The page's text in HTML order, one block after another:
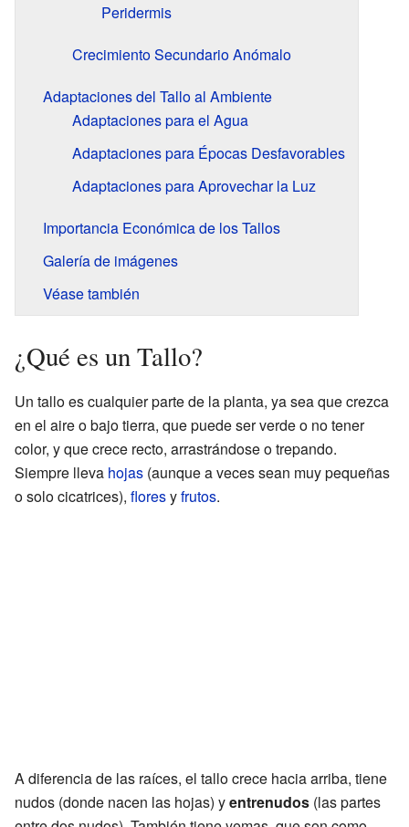
Peridermis
Crecimiento Secundario Anómalo
Adaptaciones del Tallo al Ambiente
Adaptaciones para el Agua
Adaptaciones para Épocas Desfavorables
Adaptaciones para Aprovechar la Luz
Importancia Económica de los Tallos
Galería de imágenes
Véase también
¿Qué es un Tallo?
Un tallo es cualquier parte de la planta, ya sea que crezca
en el aire o bajo tierra, que puede ser verde o no tener
color, y que crece recto, arrastrándose o trepando.
Siempre lleva hojas (aunque a veces sean muy pequeñas
o solo cicatrices), floresyfrutos.
A diferencia de las raíces, el tallo crece hacia arriba, tiene
nudos (donde nacen las hojas) yentrenudos (las partes